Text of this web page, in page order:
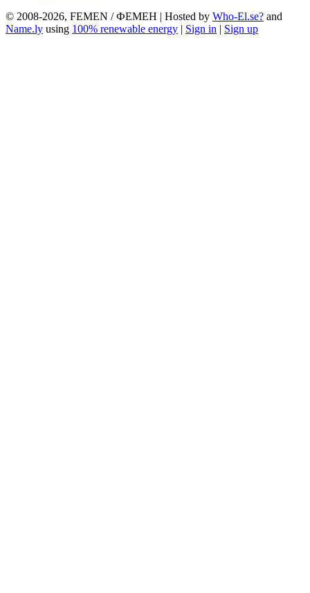
© 2008-2026, FEMEN / ФЕМЕН | Hosted by Who-El.se? and
Name.ly using 100% renewable energy | Sign in | Sign up